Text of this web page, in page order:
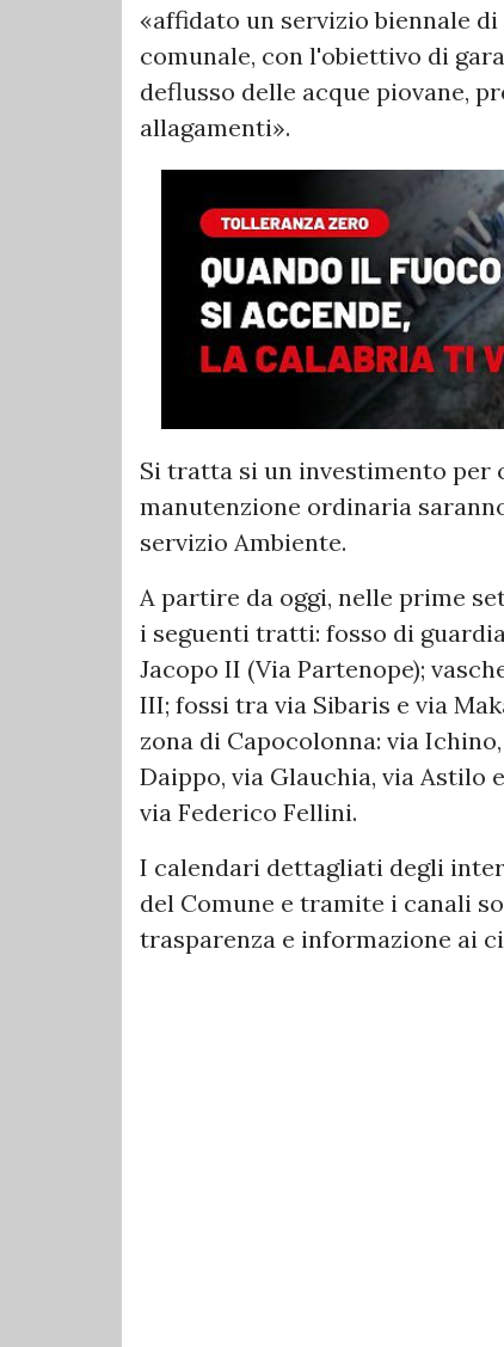
«affidato un servizio biennale
comunale, con l'obiettivo di
deflusso delle acque piovane,
allagamenti».
Si tratta si un investimento per
manutenzione ordinaria
servizio Ambiente.
A partire da oggi, nelle prime
i seguenti tratti: fosso di
Jacopo II (Via Partenope);
III; fossi tra via Sibaris e via
zona di Capocolonna: via
Daippo, via Glauchia, via
via Federico Fellini.
I calendari dettagliati degli
del Comune e tramite i canali
trasparenza e informazione ai